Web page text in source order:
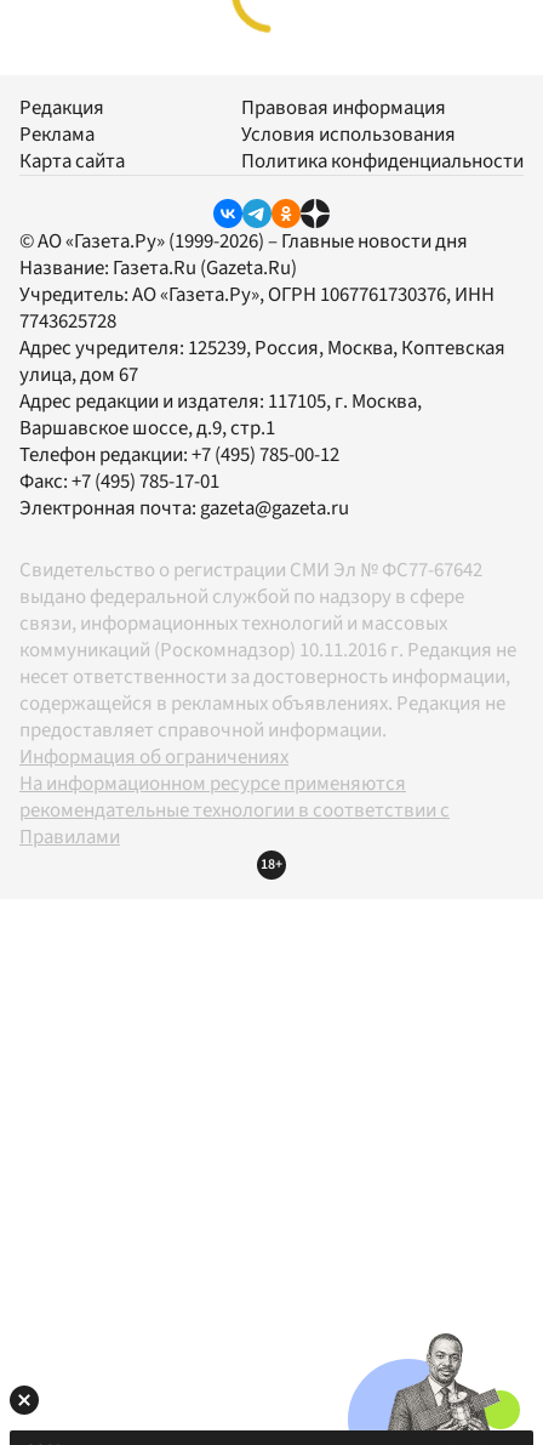
Редакция
Реклама
Карта сайта
Правовая информация
Условия использования
Политика конфиденциальности
© АО «Газета.Ру» (1999-2026) – Главные новости дня
Название: Газета.Ru (Gazeta.Ru)
Учредитель:АО «Газета.Ру», ОГРН 1067761730376, ИНН
7743625728
Адрес учредителя: 125239, Россия, Москва, Коптевская
улица, дом 67
Адрес редакции и издателя: 117105, г. Москва,
Варшавское шоссе, д.9, стр.1
Телефон редакции:+7 (495) 785-00-12
Факс:+7 (495) 785-17-01
Электронная почта:gazeta@gazeta.ru
Свидетельство о регистрации СМИ Эл № ФС77-67642
выдано федеральной службой по надзору в сфере
связи, информационных технологий и массовых
коммуникаций (Роскомнадзор) 10.11.2016 г. Редакция не
несет ответственности за достоверность информации,
содержащейся в рекламных объявлениях. Редакция не
предоставляет справочной информации.
Информация об ограничениях
На информационном ресурсе применяются
рекомендательные технологии в соответствии с
Правилами
18+